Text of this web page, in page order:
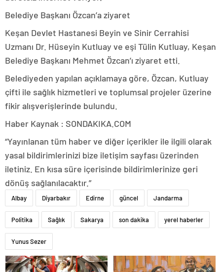
Belediye Başkanı Özcan’a ziyaret
Keşan Devlet Hastanesi Beyin ve Sinir Cerrahisi
Uzmanı Dr. Hüseyin Kutluay ve eşi Tülin Kutluay, Keşan
Belediye Başkanı Mehmet Özcan’ı ziyaret etti.
Belediyeden yapılan açıklamaya göre, Özcan, Kutluay
çifti ile sağlık hizmetleri ve toplumsal projeler üzerine
fikir alışverişlerinde bulundu.
Haber Kaynak : SONDAKIKA.COM
“Yayınlanan tüm haber ve diğer içerikler ile ilgili olarak
yasal bildirimlerinizi bize iletişim sayfası üzerinden
iletiniz. En kısa süre içerisinde bildirimlerinize geri
dönüş sağlanılacaktır.”
Albay Diyarbakır Edirne güncel Jandarma
Politika Sağlık Sakarya son dakika yerel haberler
Yunus Sezer